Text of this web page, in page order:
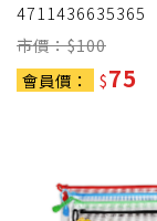
4711436635365
市價：$100
會員價：
$75